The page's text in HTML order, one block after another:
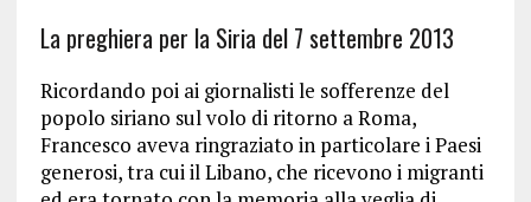
La preghiera per la Siria del 7 settembre 2013
Ricordando poi ai giornalisti le sofferenze del
popolo siriano sul volo di ritorno a Roma,
Francesco aveva ringraziato in particolare i Paesi
generosi, tra cui il Libano, che ricevono i migranti